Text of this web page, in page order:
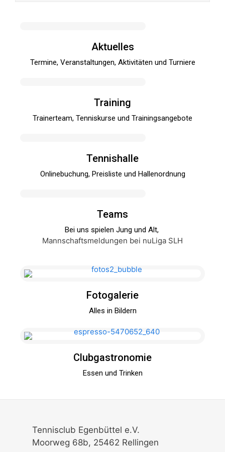
Aktuelles
Termine, Veranstaltungen, Aktivitäten und Turniere
Training
Trainerteam, Tenniskurse und Trainingsangebote
Tennishalle
Onlinebuchung, Preisliste und Hallenordnung
Teams
Bei uns spielen Jung und Alt,
Mannschaftsmeldungen bei nuLiga SLH
Fotogalerie
Alles in Bildern
Clubgastronomie
Essen und Trinken
Tennisclub Egenbüttel e.V.
Moorweg 68b, 25462 Rellingen